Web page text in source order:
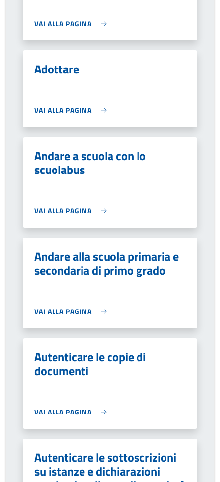
VAI ALLA PAGINA
Adottare
VAI ALLA PAGINA
Andare a scuola con lo
scuolabus
VAI ALLA PAGINA
Andare alla scuola primaria e
secondaria di primo grado
VAI ALLA PAGINA
Autenticare le copie di
documenti
VAI ALLA PAGINA
Autenticare le sottoscrizioni
su istanze e dichiarazioni